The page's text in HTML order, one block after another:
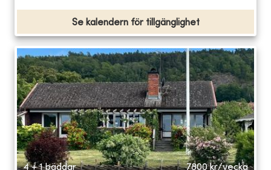
Se kalendern för tillgänglighet
4 + 1 bäddar 7800 kr/vecka